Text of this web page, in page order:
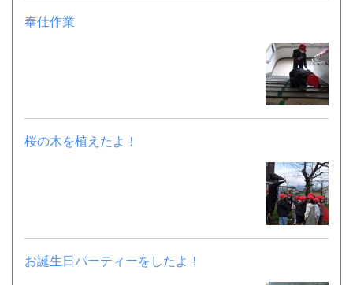
奉仕作業
桜の木を植えたよ！
お誕生日パーティーをしたよ！